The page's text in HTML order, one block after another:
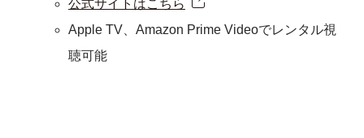
公式サイトはこちら
Apple TV、Amazon Prime Videoでレンタル視
聴可能